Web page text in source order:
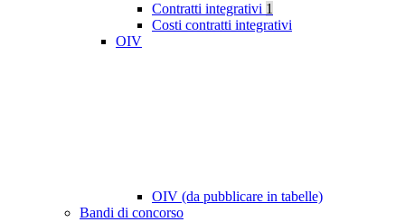
Contratti integrativi 1
Costi contratti integrativi
OIV
OIV (da pubblicare in tabelle)
Bandi di concorso